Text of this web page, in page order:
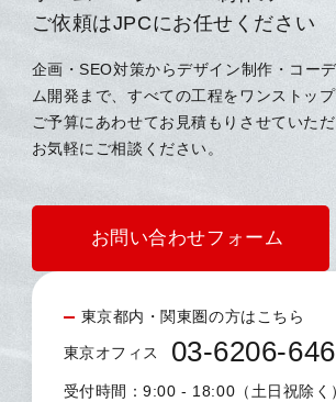
ご依頼はJPCにお任せください
企画・SEO対策からデザイン制作・コー
ム開発まで、すべての工程をワンストップ
ご予算にあわせてお見積もりさせていただ
お気軽にご相談ください。
お問い合わせフォーム
東京都内・関東圏の方はこちら
東京オフィス 03-6206-
受付時間：9:00 - 18:00（土日祝除く